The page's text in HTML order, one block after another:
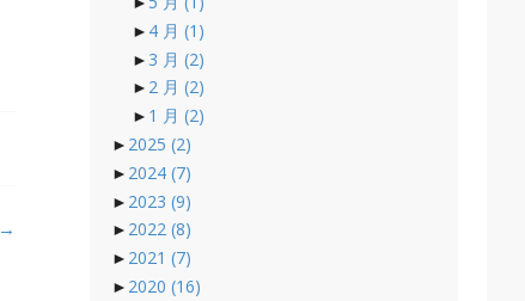
→
► 4 月 (1)
► 3 月 (2)
► 2 月 (2)
► 1 月 (2)
► 2025 (2)
► 2024 (7)
► 2023 (9)
► 2022 (8)
► 2021 (7)
► 2020 (16)